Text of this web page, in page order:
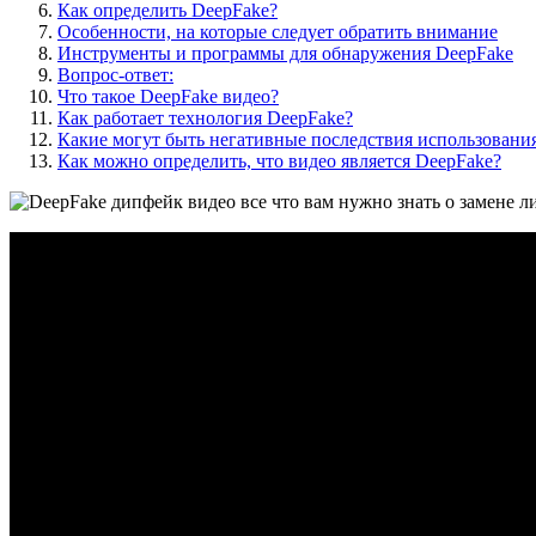
Как определить DeepFake?
Особенности, на которые следует обратить внимание
Инструменты и программы для обнаружения DeepFake
Вопрос-ответ:
Что такое DeepFake видео?
Как работает технология DeepFake?
Какие могут быть негативные последствия
Как можно определить, что видео является DeepFake?